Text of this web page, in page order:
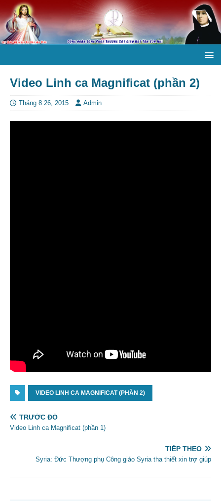
Video Linh ca Magnificat (phần 2)
Tháng 8 26, 2015 Admin
VIDEO LINH CA MAGNIFICAT (PHẦN 2)
TRƯỚC ĐÓ
Video Linh ca Magnificat (phần 1)
TIẾP THEO
Syria: Đức Thượng phụ Công giáo Syria tha thiết xin trợ giúp